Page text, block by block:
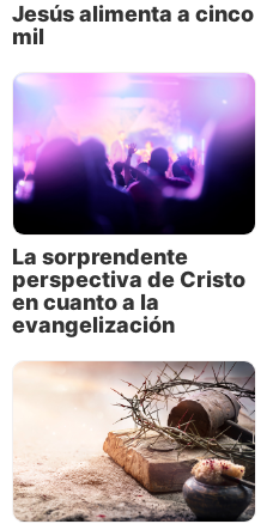
Jesús alimenta a cinco
mil
La sorprendente
perspectiva de Cristo
en cuanto a la
evangelización